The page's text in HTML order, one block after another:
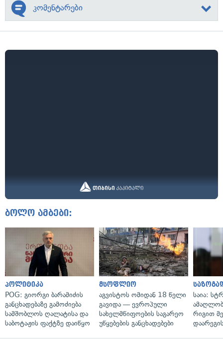
კომენტარები
ბოლო ამბები:
პოლიტიკა
POG: გიორგი ბარამიძის
განცხადებაზე გამოძიება
სამშობლოს ღალატისა და
საბოტაჟის ფაქტზე დაიწყო
მსოფლიო
აგვისტოს ომიდან 18 წელი
გავიდა — ევროპული
სახელმწიფოების საგარეო
უწყებების განცხადებები
საია:
რიგით